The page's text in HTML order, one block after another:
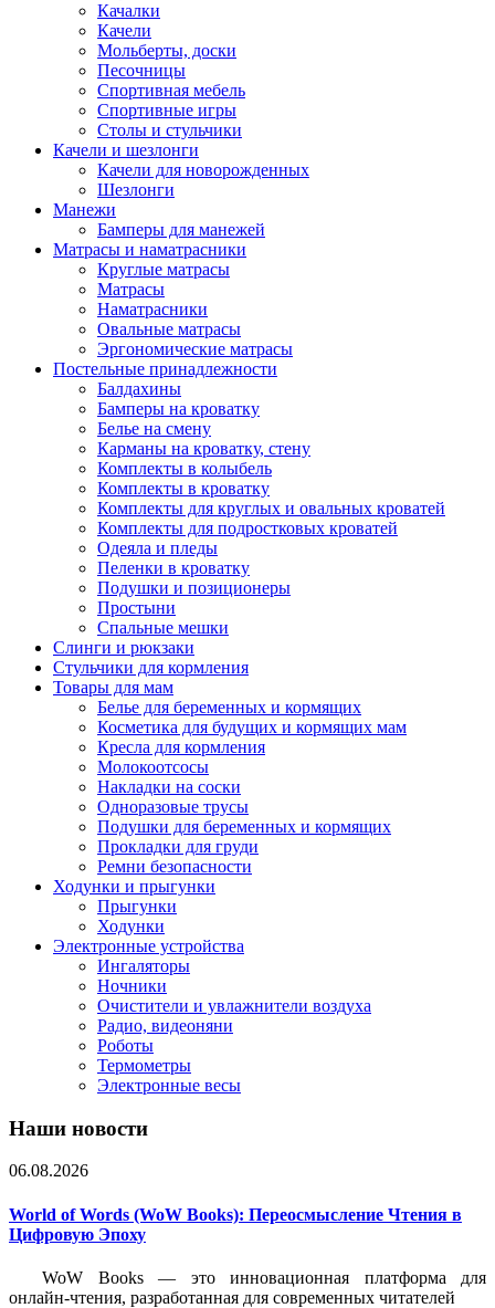
Качалки
Качели
Мольберты, доски
Песочницы
Спортивная мебель
Спортивные игры
Столы и стульчики
Качели и шезлонги
Качели для новорожденных
Шезлонги
Манежи
Бамперы для манежей
Матрасы и наматрасники
Круглые матрасы
Матрасы
Наматрасники
Овальные матрасы
Эргономические матрасы
Постельные принадлежности
Балдахины
Бамперы на кроватку
Белье на смену
Карманы на кроватку, стену
Комплекты в колыбель
Комплекты в кроватку
Комплекты для круглых и овальных кроватей
Комплекты для подростковых кроватей
Одеяла и пледы
Пеленки в кроватку
Подушки и позиционеры
Простыни
Спальные мешки
Слинги и рюкзаки
Стульчики для кормления
Товары для мам
Белье для беременных и кормящих
Косметика для будущих и кормящих мам
Кресла для кормления
Молокоотсосы
Накладки на соски
Одноразовые трусы
Подушки для беременных и кормящих
Прокладки для груди
Ремни безопасности
Ходунки и прыгунки
Прыгунки
Ходунки
Электронные устройства
Ингаляторы
Ночники
Очистители и увлажнители воздуха
Радио, видеоняни
Роботы
Термометры
Электронные весы
Наши новости
06.08.2026
World of Words (WoW Books): Переосмысление Чтения в
Цифровую Эпоху
WoW Books — это инновационная платформа для
онлайн-чтения, разработанная для современных читателей